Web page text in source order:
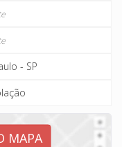
- SP
MAPA